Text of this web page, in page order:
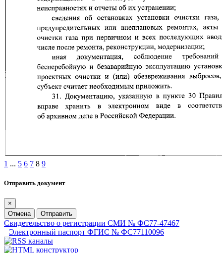
1 ... 5 6 7 8 9
Отправить документ
×
Отмена
Отправить
Свидетельство о регистрации СМИ № ФС77-47467
Электронный паспорт ФГИС № ФС77110096